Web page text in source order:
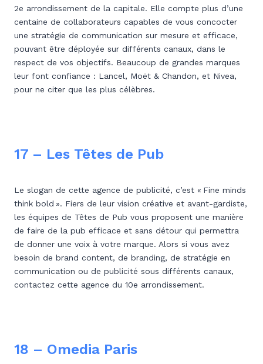
2e arrondissement de la capitale. Elle compte plus d’une
centaine de collaborateurs capables de vous concocter
une stratégie de communication sur mesure et efficace,
pouvant être déployée sur différents canaux, dans le
respect de vos objectifs. Beaucoup de grandes marques
leur font confiance : Lancel, Moët & Chandon, et Nivea,
pour ne citer que les plus célèbres.
17 – Les Têtes de Pub
Le slogan de cette agence de publicité, c’est « Fine minds
think bold ». Fiers de leur vision créative et avant-gardiste,
les équipes de Têtes de Pub vous proposent une manière
de faire de la pub efficace et sans détour qui permettra
de donner une voix à votre marque. Alors si vous avez
besoin de brand content, de branding, de stratégie en
communication ou de publicité sous différents canaux,
contactez cette agence du 10e arrondissement.
18 – Omedia Paris